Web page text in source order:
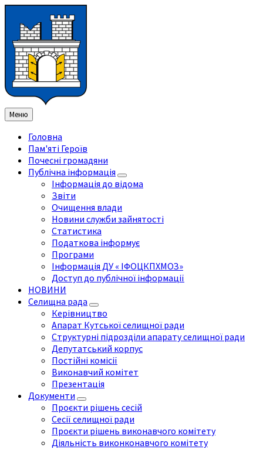
змісту
ліву
бічну
панель
праву
бічну
панель
нижнього
колонтитула
Меню
Головна
Пам'яті Героїв
Почесні громадяни
Публічна інформація
Інформація до відома
Звіти
Очищення влади
Новини служби зайнятості
Статистика
Податкова інформує
Програми
Інформація ДУ « ІФОЦКПХМОЗ»
Доступ до публічної інформації
НОВИНИ
Селищна рада
Керівництво
Апарат Кутської селищної ради
Структурні підрозділи апарату селищної ради
Депутатський корпус
Постійні комісії
Виконавчий комітет
Презентація
Документи
Проєкти рішень сесій
Сесії селищної ради
Проєкти рішень виконавчого комітету
Діяльність виконконавчого комітету